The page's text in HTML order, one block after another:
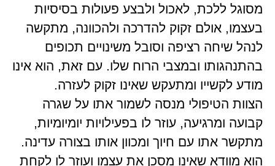
מסוגל ללכת, לאכול ולבצע פעולות בסיסיות
בעצמו, אולם זקוק להדרכה ולהכוונה, מתקשה
לנהל שיחה רציפה וסובל משינויים תכופים
בהתנהגותו ובמצבי הרוח שלו. עם זאת, הוא אינו
מודע לקשייו ומתעקש שאינו זקוק לעזרה.
הצוות הטיפולי מנסה לשמור אתו על שגרה
קבועה ומרגיעה, עוזר לו בפעילויות יומיומיות,
מתקשר אתו עם חיוך ומכוון אותו בצורה עדינה.
הוא מוודא שאינו מסכן את עצמו ועוזר לו לקחת